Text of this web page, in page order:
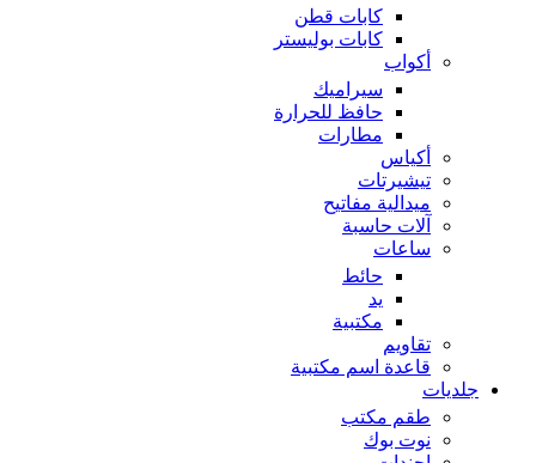
كابات قطن
كابات بوليستر
أكواب
سيراميك
حافظ للحرارة
مطارات
أكياس
تيشيرتات
ميدالية مفاتيح
آلات حاسبة
ساعات
حائط
يد
مكتبية
تقاويم
قاعدة اسم مكتبية
جلديات
طقم مكتب
نوت بوك